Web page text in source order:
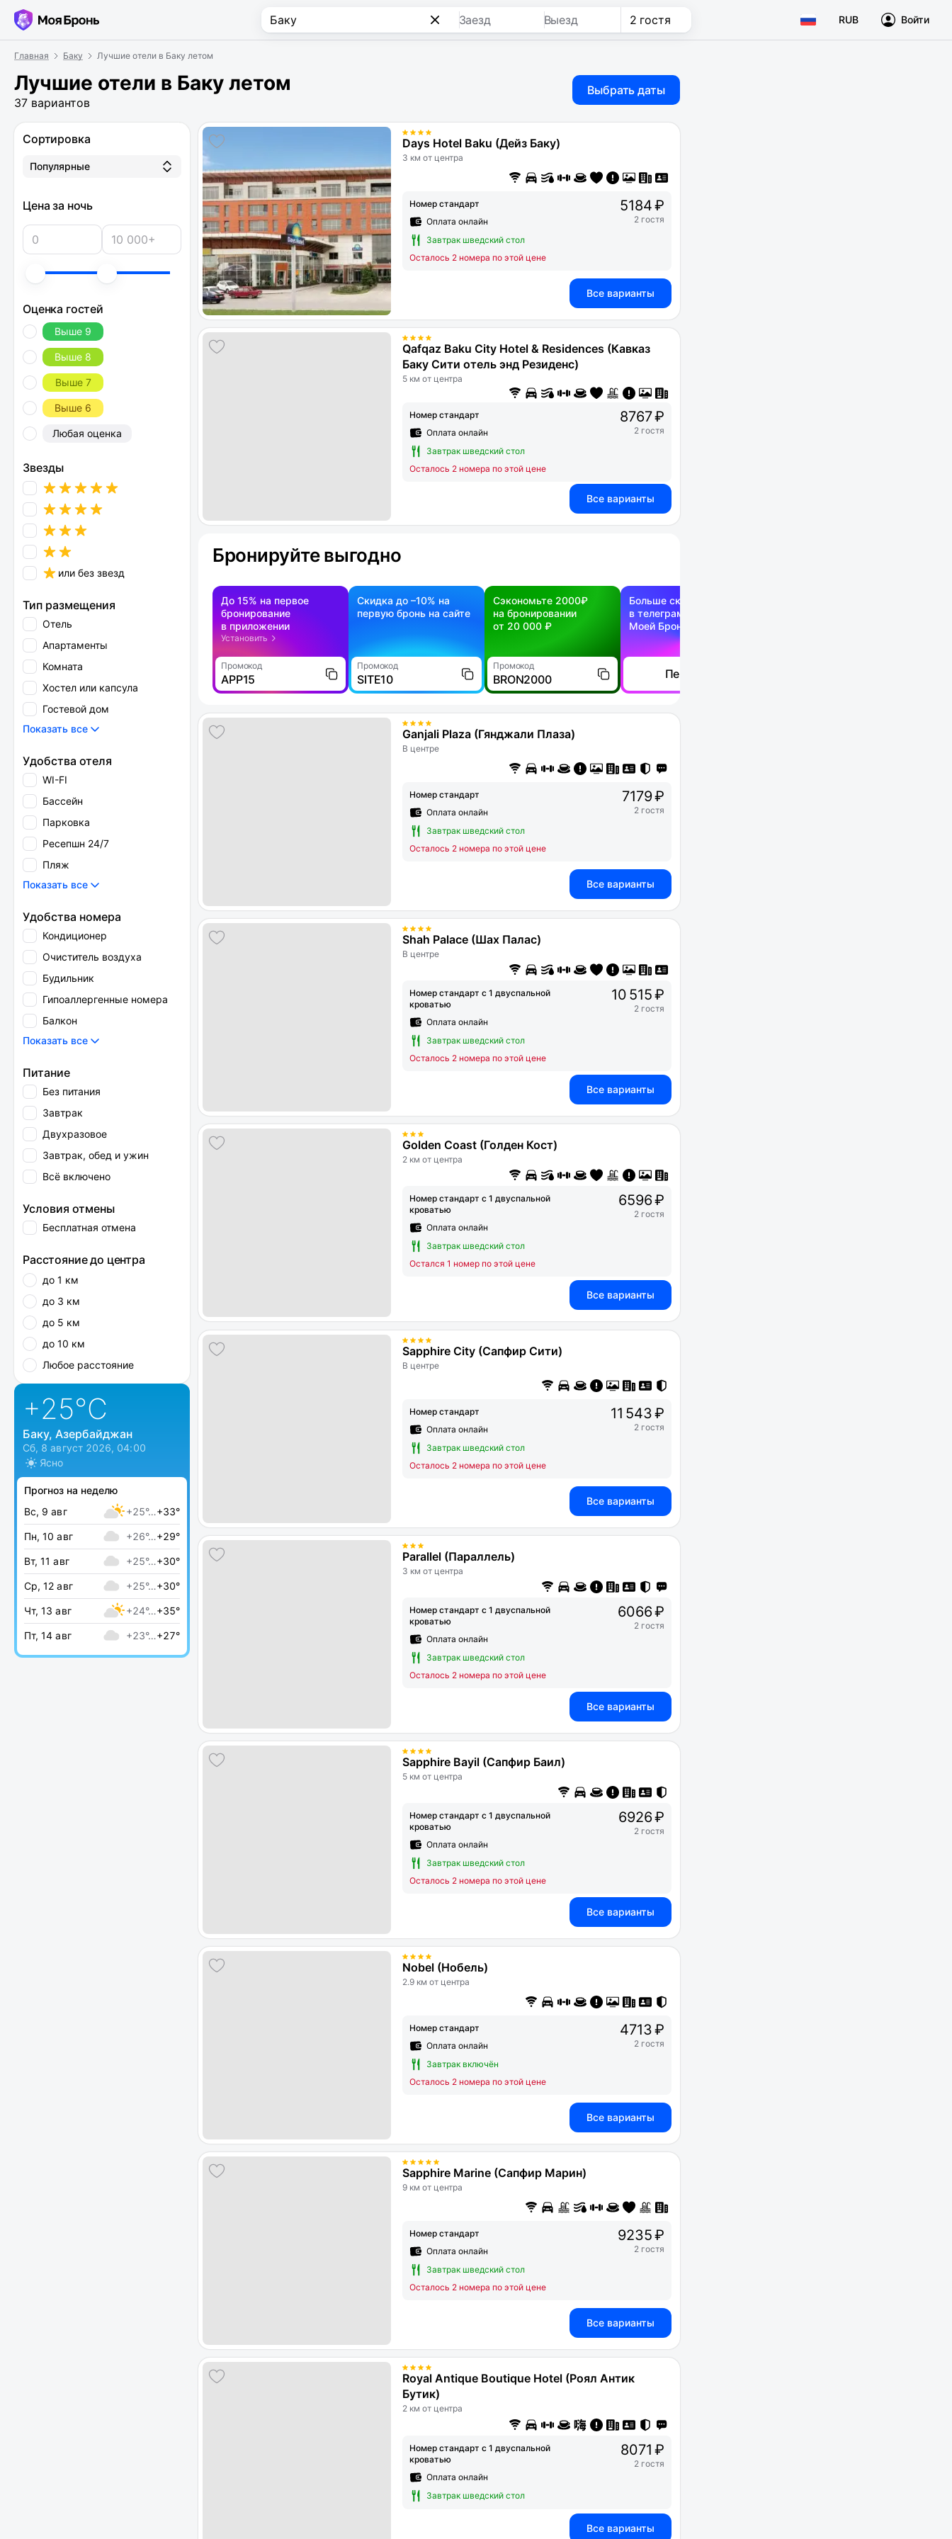
Заезд Выезд 2 гостя RUB Войти
Главная Баку Лучшие отели в Баку летом
Лучшие отели в Баку летом
37 вариантов
Выбрать даты
Сортировка
Популярные
Цена за ночь
Оценка гостей
Выше 9
Выше 8
Выше 7
Выше 6
Любая оценка
Звезды
или без звезд
Тип размещения
Отель
Апартаменты
Комната
Хостел или капсула
Гостевой дом
Показать все
Удобства отеля
WI-FI
Бассейн
Парковка
Ресепшн 24/7
Пляж
Показать все
Удобства номера
Кондиционер
Очиститель воздуха
Будильник
Гипоаллергенные номера
Балкон
Показать все
Питание
Без питания
Завтрак
Двухразовое
Завтрак, обед и ужин
Всё включено
Условия отмены
Бесплатная отмена
Расстояние до центра
до 1 км
до 3 км
до 5 км
до 10 км
Любое расстояние
+25°C
Баку, Азербайджан
Сб, 8 август 2026, 04:00
Ясно
Прогноз на неделю
Вс, 9 авг
+25°…+33°
Пн, 10 авг +26°…+29°
Вт, 11 авг +25°…+30°
Ср, 12 авг +25°…+30°
Чт, 13 авг +24°…+35°
Пт, 14 авг +23°…+27°
Days Hotel Baku (Дейз Баку)
3 км от центра
Номер стандарт
Оплата онлайн
Завтрак шведский стол
Осталось 2 номера по этой цене
5184 ₽
2 гостя
Все варианты
Qafqaz Baku City Hotel & Residences (Кавказ
Баку Сити отель энд Резиденс)
5 км от центра
Номер стандарт
Оплата онлайн
Завтрак шведский стол
Осталось 2 номера по этой цене
8767 ₽
2 гостя
Все варианты
Бронируйте выгодно
До 15% на первое
бронирование
в приложении
Установить
Промокод
APP15
Скидка до –10% на
первую бронь на сайте
Промокод
SITE10
Сэкономьте 2000₽
на бронировании
от 20 000 ₽
Промокод
BRON2000
Больше скидок —
в телеграм-канале
Моей Брони
Перейти
Ganjali Plaza (Гянджали Плаза)
В центре
Номер стандарт
Оплата онлайн
Завтрак шведский стол
Осталось 2 номера по этой цене
7179 ₽
2 гостя
Все варианты
Shah Palace (Шах Палас)
В центре
Номер стандарт с 1 двуспальной
кроватью
Оплата онлайн
Завтрак шведский стол
Осталось 2 номера по этой цене
10 515 ₽
2 гостя
Все варианты
Golden Coast (Голден Кост)
2 км от центра
Номер стандарт с 1 двуспальной
кроватью
Оплата онлайн
Завтрак шведский стол
Остался 1 номер по этой цене
6596 ₽
2 гостя
Все варианты
Sapphire City (Сапфир Сити)
В центре
Номер стандарт
Оплата онлайн
Завтрак шведский стол
Осталось 2 номера по этой цене
11 543 ₽
2 гостя
Все варианты
Parallel (Параллель)
3 км от центра
Номер стандарт с 1 двуспальной
кроватью
Оплата онлайн
Завтрак шведский стол
Осталось 2 номера по этой цене
6066 ₽
2 гостя
Все варианты
Sapphire Bayil (Сапфир Баил)
5 км от центра
Номер стандарт с 1 двуспальной
кроватью
Оплата онлайн
Завтрак шведский стол
Осталось 2 номера по этой цене
6926 ₽
2 гостя
Все варианты
Nobel (Нобель)
2.9 км от центра
Номер стандарт
Оплата онлайн
Завтрак включён
Осталось 2 номера по этой цене
4713 ₽
2 гостя
Все варианты
Sapphire Marine (Сапфир Марин)
9 км от центра
Номер стандарт
Оплата онлайн
Завтрак шведский стол
Осталось 2 номера по этой цене
9235 ₽
2 гостя
Все варианты
Royal Antique Boutique Hotel (Роял Антик
Бутик)
2 км от центра
Номер стандарт с 1 двуспальной
кроватью
Оплата онлайн
Завтрак шведский стол
8071 ₽
2 гостя
Все варианты